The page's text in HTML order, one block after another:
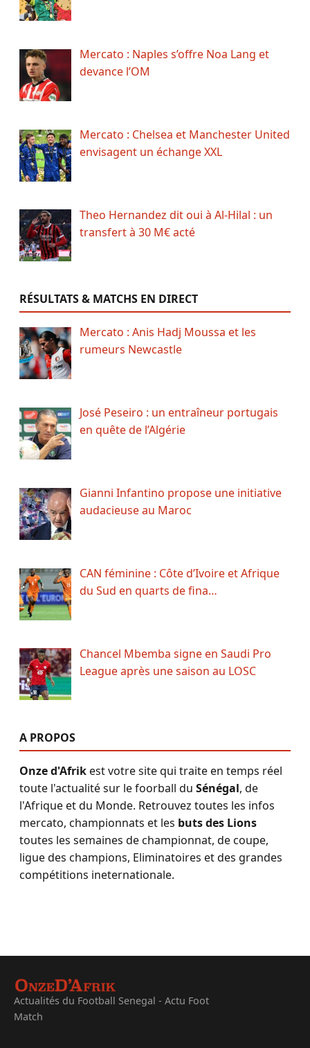
Mercato : Naples s’offre Noa Lang et
devance l’OM
Mercato : Chelsea et Manchester United
envisagent un échange XXL
Theo Hernandez dit oui à Al-Hilal : un
transfert à 30 M€ acté
RÉSULTATS & MATCHS EN DIRECT
Mercato : Anis Hadj Moussa et les
rumeurs Newcastle
José Peseiro : un entraîneur portugais
en quête de l’Algérie
Gianni Infantino propose une initiative
audacieuse au Maroc
CAN féminine : Côte d’Ivoire et Afrique
du Sud en quarts de fina…
Chancel Mbemba signe en Saudi Pro
League après une saison au LOSC
A PROPOS
Onze d'Afrikest votre site qui traite en temps réel
toute l'actualité sur le foorball du Sénégal, de
l'Afrique et du Monde. Retrouvez toutes les infos
mercato, championnats et les buts des Lions
toutes les semaines de championnat, de coupe,
ligue des champions, Eliminatoires et des grandes
compétitions ineternationale.
Actualités du Football Senegal - Actu Foot
Match